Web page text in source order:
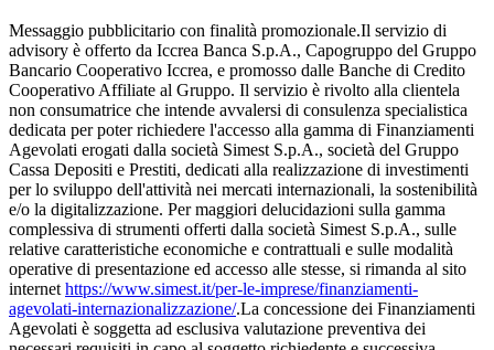
Messaggio pubblicitario con finalità promozionale.Il servizio di
advisory è offerto da Iccrea Banca S.p.A., Capogruppo del Gruppo
Bancario Cooperativo Iccrea, e promosso dalle Banche di Credito
Cooperativo Affiliate al Gruppo. Il servizio è rivolto alla clientela
non consumatrice che intende avvalersi di consulenza specialistica
dedicata per poter richiedere l'accesso alla gamma di Finanziamenti
Agevolati erogati dalla società Simest S.p.A., società del Gruppo
Cassa Depositi e Prestiti, dedicati alla realizzazione di investimenti
per lo sviluppo dell'attività nei mercati internazionali, la sostenibilità
e/o la digitalizzazione. Per maggiori delucidazioni sulla gamma
complessiva di strumenti offerti dalla società Simest S.p.A., sulle
relative caratteristiche economiche e contrattuali e sulle modalità
operative di presentazione ed accesso alle stesse, si rimanda al sito
internet https://www.simest.it/per-le-imprese/finanziamenti-
agevolati-internazionalizzazione/.La concessione dei Finanziamenti
Agevolati è soggetta ad esclusiva valutazione preventiva dei